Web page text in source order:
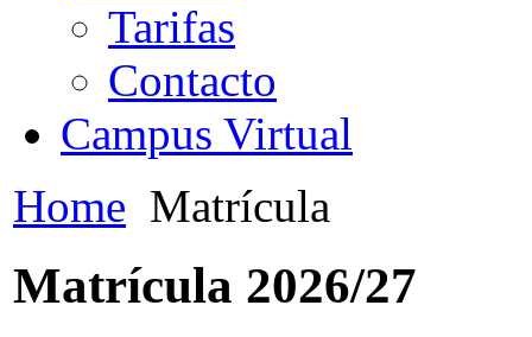
Tarifas
Contacto
Campus Virtual
Home Matrícula
Matrícula 2026/27